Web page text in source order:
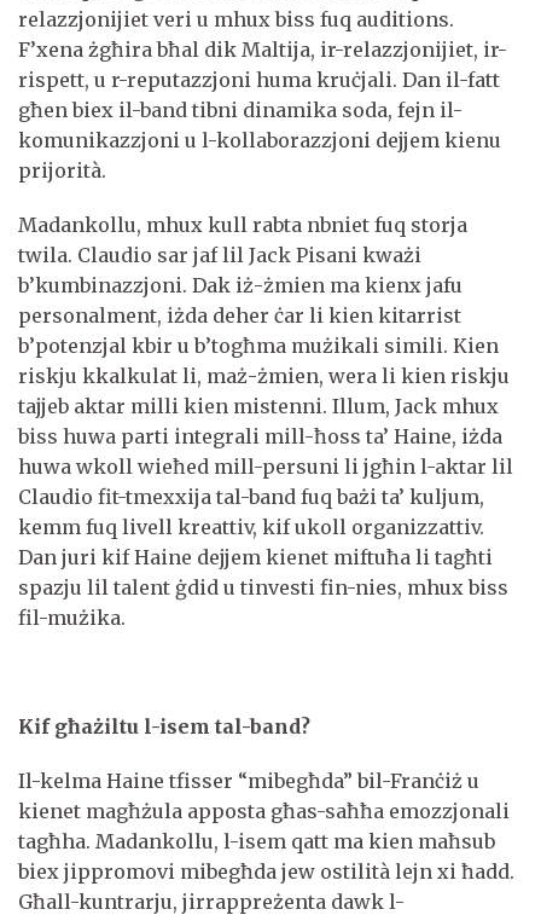
relazzjonijiet veri u mhux biss fuq auditions.
F’xena żgħira bħal dik Maltija, ir-relazzjonijiet, ir-
rispett, u r-reputazzjoni huma kruċjali. Dan il-fatt
għen biex il-band tibni dinamika soda, fejn il-
komunikazzjoni u l-kollaborazzjoni dejjem kienu
prijorità.
Madankollu, mhux kull rabta nbniet fuq storja
twila. Claudio sar jaf lil Jack Pisani kważi
b’kumbinazzjoni. Dak iż-żmien ma kienx jafu
personalment, iżda deher ċar li kien kitarrist
b’potenzjal kbir u b’togħma mużikali simili. Kien
riskju kkalkulat li, maż-żmien, wera li kien riskju
tajjeb aktar milli kien mistenni. Illum, Jack mhux
biss huwa parti integrali mill-ħoss ta’ Haine, iżda
huwa wkoll wieħed mill-persuni li jgħin l-aktar lil
Claudio fit-tmexxija tal-band fuq bażi ta’ kuljum,
kemm fuq livell kreattiv, kif ukoll organizzattiv.
Dan juri kif Haine dejjem kienet miftuħa li tagħti
spazju lil talent ġdid u tinvesti fin-nies, mhux biss
fil-mużika.
Kif għażiltu l-isem tal-band?
Il-kelma Haine tfisser “mibegħda” bil-Franċiż u
kienet magħżula apposta għas-saħħa emozzjonali
tagħha. Madankollu, l-isem qatt ma kien maħsub
biex jippromovi mibegħda jew ostilità lejn xi ħadd.
Għall-kuntrarju, jirrappreżenta dawk l-